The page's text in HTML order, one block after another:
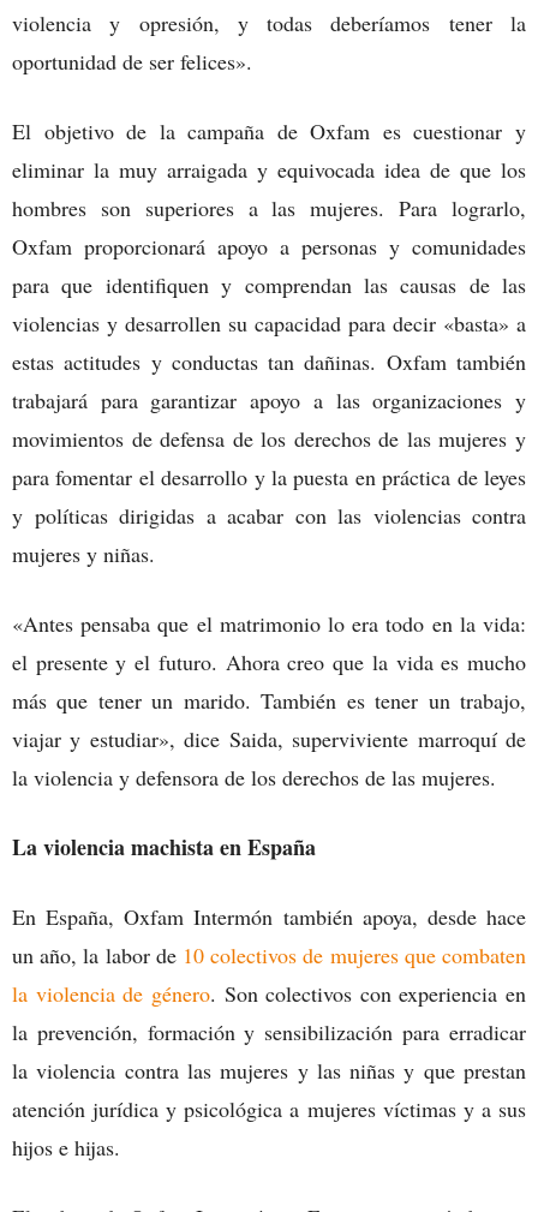
violencia y opresión, y todas deberíamos tener la
oportunidad de ser felices».
El objetivo de la campaña de Oxfam es cuestionar y
eliminar la muy arraigada y equivocada idea de que los
hombres son superiores a las mujeres. Para lograrlo,
Oxfam proporcionará apoyo a personas y comunidades
para que identifiquen y comprendan las causas de las
violencias y desarrollen su capacidad para decir «basta» a
estas actitudes y conductas tan dañinas. Oxfam también
trabajará para garantizar apoyo a las organizaciones y
movimientos de defensa de los derechos de las mujeres y
para fomentar el desarrollo y la puesta en práctica de leyes
y políticas dirigidas a acabar con las violencias contra
mujeres y niñas.
«Antes pensaba que el matrimonio lo era todo en la vida:
el presente y el futuro. Ahora creo que la vida es mucho
más que tener un marido. También es tener un trabajo,
viajar y estudiar», dice Saida, superviviente marroquí de
la violencia y defensora de los derechos de las mujeres.
La violencia machista en España
En España, Oxfam Intermón también apoya, desde hace
un año, la labor de 10 colectivos de mujeres que combaten
la violencia de género. Son colectivos con experiencia en
la prevención, formación y sensibilización para erradicar
la violencia contra las mujeres y las niñas y que prestan
atención jurídica y psicológica a mujeres víctimas y a sus
hijos e hijas.